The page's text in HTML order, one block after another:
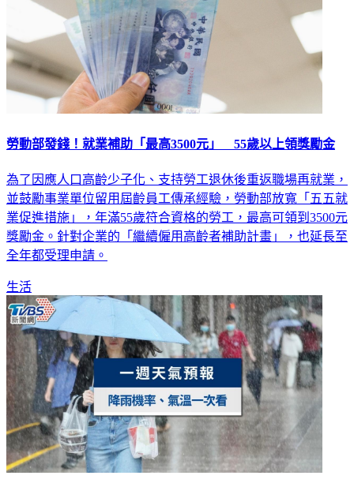
勞動部發錢！就業補助「最高3500元」 55歲以上領獎勵金
為了因應人口高齡少子化、支持勞工退休後重返職場再就業，
並鼓勵事業單位留用屆齡員工傳承經驗，勞動部放寬「五五就
業促進措施」，年滿55歲符合資格的勞工，最高可領到3500元
獎勵金。針對企業的「繼續僱用高齡者補助計畫」，也延長至
全年都受理申請。
生活